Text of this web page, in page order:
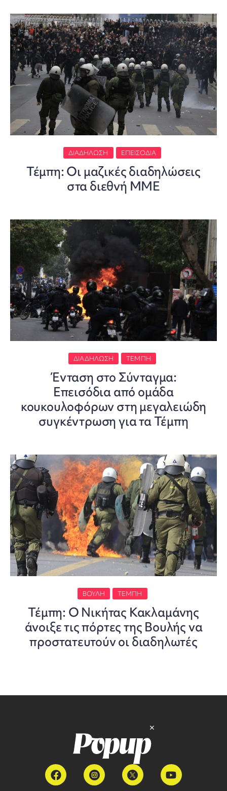
ΔΙΑΔΉΛΩΣΗ ΕΠΕΙΣΌΔΙΑ
Τέμπη: Οι μαζικές διαδηλώσεις
στα διεθνή ΜΜΕ
ΔΙΑΔΉΛΩΣΗ ΤΈΜΠΗ
Ένταση στο Σύνταγμα:
Επεισόδια από ομάδα
κουκουλοφόρων στη μεγαλειώδη
συγκέντρωση για τα Τέμπη
ΒΟΥΛΉ ΤΈΜΠΗ
Τέμπη: Ο Νικήτας Κακλαμάνης
άνοιξε τις πόρτες της Βουλής να
προστατευτούν οι διαδηλωτές